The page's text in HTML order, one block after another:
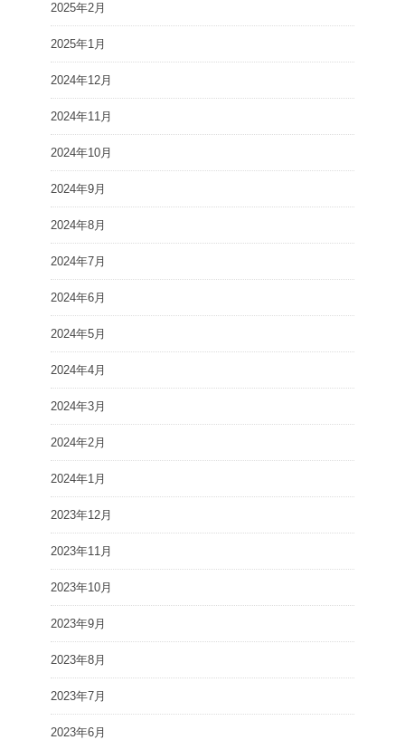
2025年2月
2025年1月
2024年12月
2024年11月
2024年10月
2024年9月
2024年8月
2024年7月
2024年6月
2024年5月
2024年4月
2024年3月
2024年2月
2024年1月
2023年12月
2023年11月
2023年10月
2023年9月
2023年8月
2023年7月
2023年6月